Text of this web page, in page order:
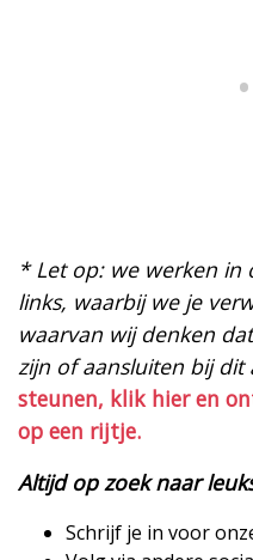
* Let op: we werken in
links, waarbij we je
waarvan wij denken
zijn of aansluiten bij dit
steunen, klik hier en
op een rijtje.
Altijd op zoek naar
Schrijf je in voor